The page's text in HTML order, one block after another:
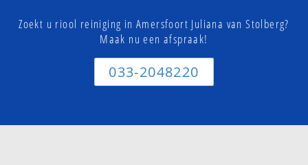
Zoekt u riool reiniging in Amersfoort Juliana van Stolberg?
Maak nu een afspraak!
033-2048220